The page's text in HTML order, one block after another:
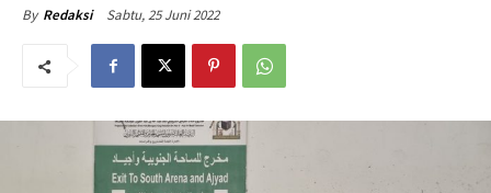
By Redaksi Sabtu, 25 Juni 2022